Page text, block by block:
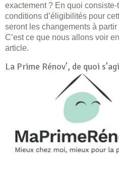
exactement ? En quoi
conditions d’éligibilités pour
seront les changements à
C’est ce que nous allons voir
article.
La Prime Rénov’, de quoi